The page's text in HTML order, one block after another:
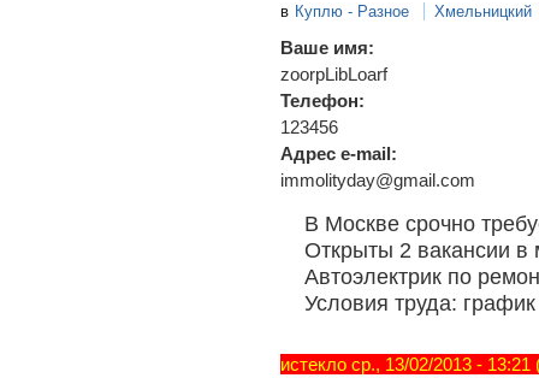
в Куплю - Разное Хмельницкий
Ваше имя:
zoorpLibLoarf
Телефон:
123456
Адрес e-mail:
immolityday@gmail.com
В Москве срочно
Открыты 2 вакансии в
Автоэлектрик по
Условия труда:
истекло ср., 13/02/2013 -